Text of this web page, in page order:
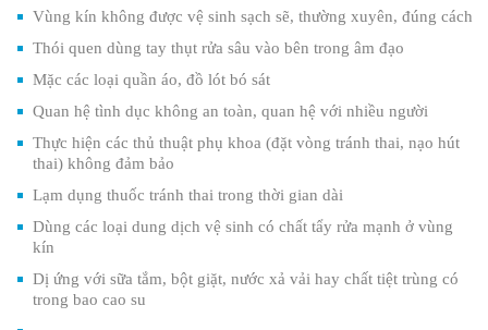
Vùng kín không được vệ sinh sạch sẽ, thường xuyên, đúng cách
Thói quen dùng tay thụt rửa sâu vào bên trong âm đạo
Mặc các loại quần áo, đồ lót bó sát
Quan hệ tình dục không an toàn, quan hệ với nhiều người
Thực hiện các thủ thuật phụ khoa (đặt vòng tránh thai, nạo hút
thai) không đảm bảo
Lạm dụng thuốc tránh thai trong thời gian dài
Dùng các loại dung dịch vệ sinh có chất tẩy rửa mạnh ở vùng
kín
Dị ứng với sữa tắm, bột giặt, nước xả vải hay chất tiệt trùng có
trong bao cao su